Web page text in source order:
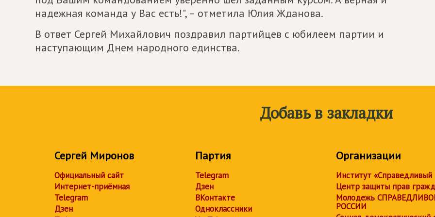
надежная команда у Вас есть!", – отметила Юлия Жданова.
В ответ Сергей Михайлович поздравил партийцев с юбилеем партии и
наступающим Днем народного единства.
Добавь в закладки
Сергей Миронов
Официальный сайт
Интернет-приёмная
Telegram
Дзен
Партия
Telegram
Дзен
ВКонтакте
Одноклассники
Организации
Институт «Справедливый
Центр защиты прав
Молодежь
РОССИИ